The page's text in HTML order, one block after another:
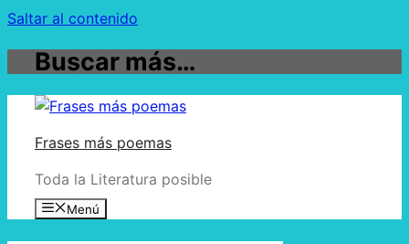
Saltar al contenido
Buscar más…
Frases más poemas
Toda la Literatura posible
Menú